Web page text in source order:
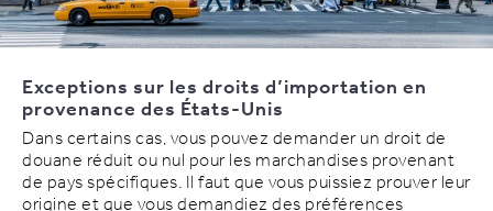
Exceptions sur les droits d’importation en
provenance des États-Unis
Dans certains cas, vous pouvez demander un droit de
douane réduit ou nul pour les marchandises provenant
de pays spécifiques. Il faut que vous puissiez prouver leur